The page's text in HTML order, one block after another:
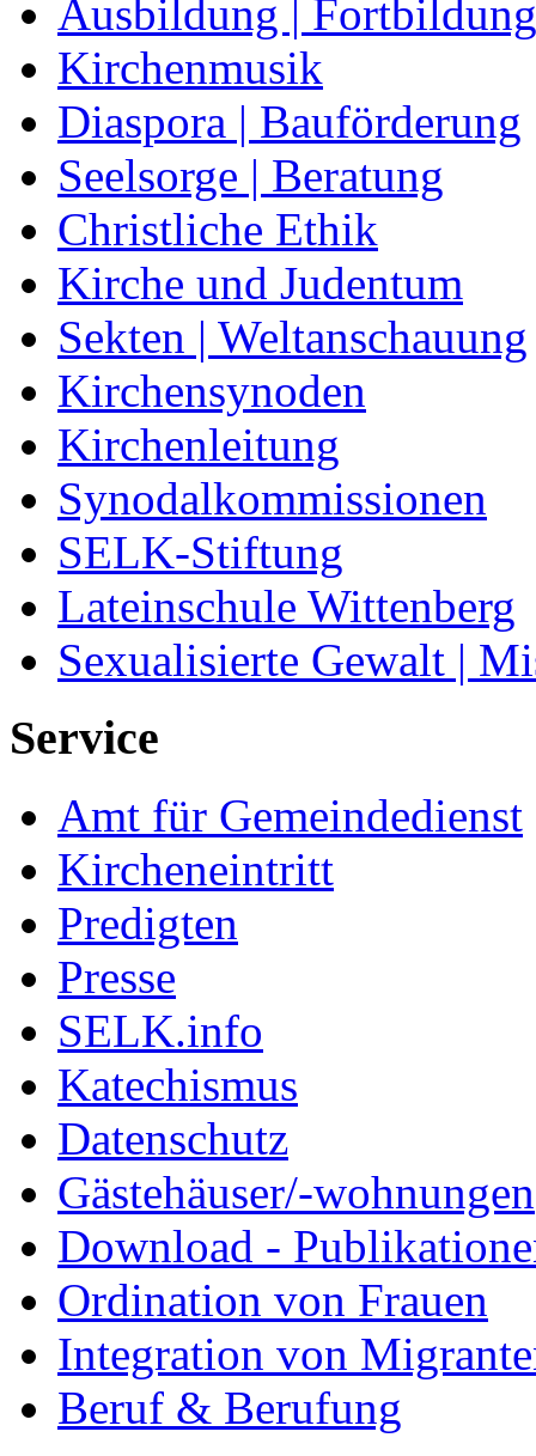
Ausbildung | Fortbildung
Kirchenmusik
Diaspora | Bauförderung
Seelsorge | Beratung
Christliche Ethik
Kirche und Judentum
Sekten | Weltanschauung
Kirchensynoden
Kirchenleitung
Synodalkommissionen
SELK-Stiftung
Lateinschule Wittenberg
Sexualisierte Gewalt |
Service
Amt für Gemeindedienst
Kircheneintritt
Predigten
Presse
SELK.info
Katechismus
Datenschutz
Gästehäuser/-wohnungen
Download -
Ordination von Frauen
Integration von
Beruf & Berufung